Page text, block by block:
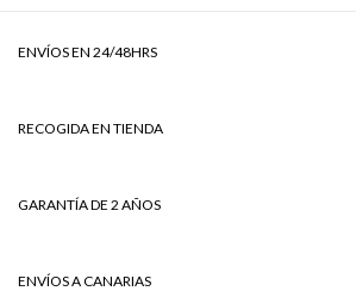
ENVÍOS EN 24/48HRS
RECOGIDA EN TIENDA
GARANTÍA DE 2 AÑOS
ENVÍOS A CANARIAS